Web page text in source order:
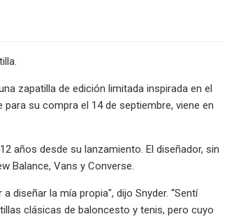
zapatilla de edición limitada inspirada en el
su compra el 14 de septiembre, viene en
años desde su lanzamiento. El diseñador, sin
Balance, Vans y Converse.
diseñar la mía propia", dijo Snyder. “Sentí
clásicas de baloncesto y tenis, pero cuyo